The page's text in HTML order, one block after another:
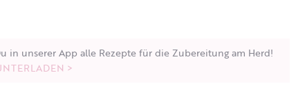
in unserer App alle Rezepte für die Zubereitung am Herd!
>